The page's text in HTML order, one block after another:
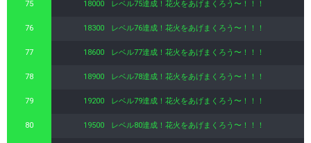
75 18000 レベル75達成！花火をあげまくろう〜！！！
76 18300 レベル76達成！花火をあげまくろう〜！！！
77 18600 レベル77達成！花火をあげまくろう〜！！！
78 18900 レベル78達成！花火をあげまくろう〜！！！
79 19200 レベル79達成！花火をあげまくろう〜！！！
80 19500 レベル80達成！花火をあげまくろう〜！！！